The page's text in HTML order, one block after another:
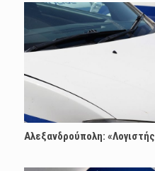
Αλεξανδρούπολη: